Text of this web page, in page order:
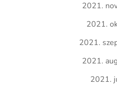
2021.
2021.
2021.
2021.
2021.